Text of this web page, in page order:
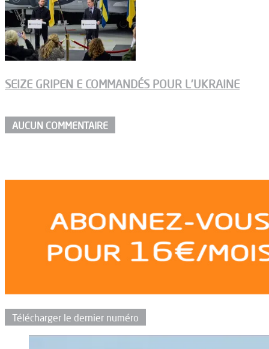
SEIZE GRIPEN E COMMANDÉS POUR L’UKRAINE
AUCUN COMMENTAIRE
Télécharger le dernier numéro